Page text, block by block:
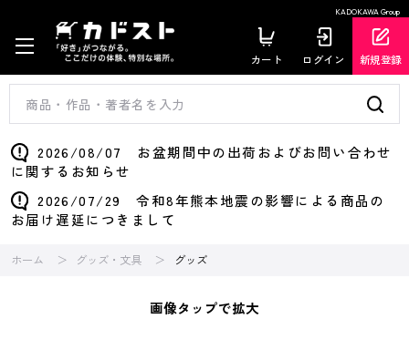
KADOKAWA Group
カート ログイン 新規登録
2026/08/07 お盆期間中の出荷およびお問い合わせ
に関するお知らせ
2026/07/29 令和8年熊本地震の影響による商品の
お届け遅延につきまして
ホーム グッズ・文具 グッズ
画像タップで拡大